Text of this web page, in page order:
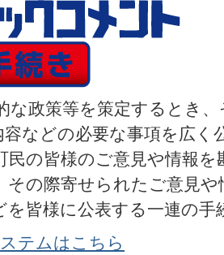
な政策等を策定するとき
容などの必要な事項を広
民の皆様のご意見や情報を
その際寄せられたご意見
を皆様に公表する一連の手
テムはこちら